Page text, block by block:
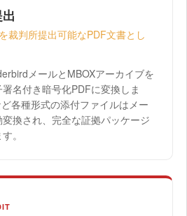
裁判所提出可能なPDF文書とし
メールとMBOXアーカイブを
名付き暗号化PDFに変換しま
各種形式の添付ファイルはメー
換され、完全な証拠パッケージ
。